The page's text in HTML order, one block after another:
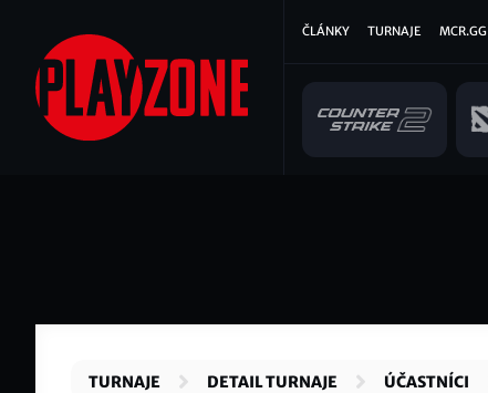
hlavnímu
obsahu
Hlavní
ČLÁNKY TURNAJE MCR.GG
TURNAJE DETAIL TURNAJE ÚČASTNÍCI